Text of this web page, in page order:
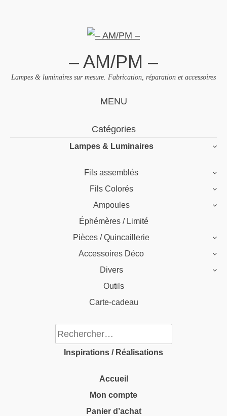
– AM/PM –
Lampes & luminaires sur mesure. Fabrication, réparation et accessoires
MENU
Catégories
Lampes & Luminaires
Fils assemblés
Fils Colorés
Ampoules
Éphémères / Limité
Pièces / Quincaillerie
Accessoires Déco
Divers
Outils
Carte-cadeau
Rechercher :
Inspirations / Réalisations
Accueil
Mon compte
Panier d’achat